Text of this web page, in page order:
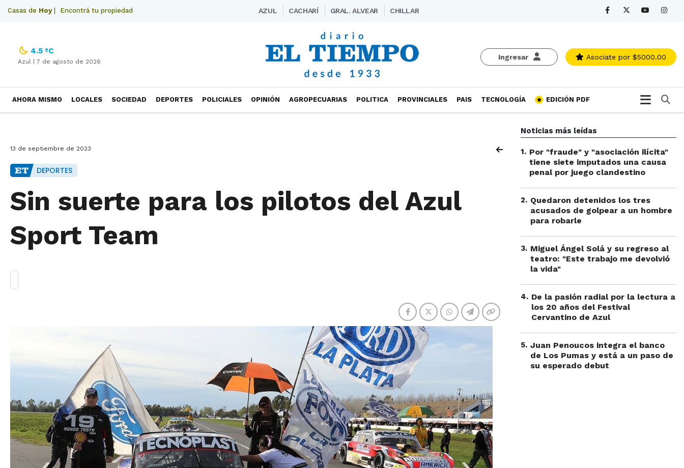
Casas de Hoy| Encontrá tu propiedad AZUL CACHARÍ GRAL. ALVEAR CHILLAR
Ingresar Asociate por $5000.00
4.5 ºC
Azul | 7 de agosto de 2026
AHORA MISMO LOCALES SOCIEDAD DEPORTES POLICIALES OPINIÓN AGROPECUARIAS POLITICA PROVINCIALES PAIS TECNOLOGÍA EDICIÓN PDF
13 de septiembre de 2023
DEPORTES
Sin suerte para los pilotos del Azul
Sport Team
Noticias más leídas
1. Por "fraude" y "asociación ilícita"
tiene siete imputados una causa
penal por juego clandestino
2. Quedaron detenidos los tres
acusados de golpear a un hombre
para robarle
3. Miguel Ángel Solá y su regreso al
teatro: "Este trabajo me devolvió
la vida"
4. De la pasión radial por la lectura a
los 20 años del Festival
Cervantino de Azul
5. Juan Penoucos integra el banco
de Los Pumas y está a un paso de
su esperado debut